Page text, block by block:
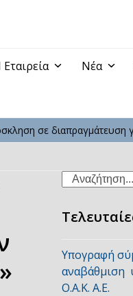
Εταιρεία Νέα
σε διαπραγμάτευση
Search
Υπογραφή
αναβάθμιση
Ο.Α.Κ. Α.Ε.